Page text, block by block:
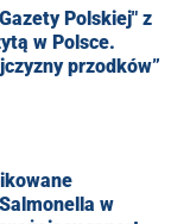
Polskiej" z
w Polsce.
przodków”
w